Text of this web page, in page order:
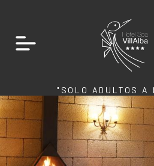
"SOLO ADULTOS A